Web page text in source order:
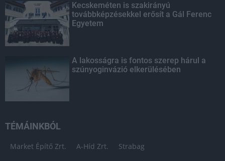
Kecskeméten is szakirányú
továbbképzésekkel erősít a Gál Ferenc
Egyetem
A lakosságra is fontos szerep hárul a
szúnyoginvázió elkerülésében
TÉMÁINKBÓL
Market Építő Zrt. A-Híd Zrt. Strabag